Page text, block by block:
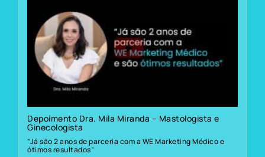
Depoimento Dra. Mila Miranda – Mastologista e
Ginecologista
“Já são 2 anos de parceria com a WE Marketing Médico e
ótimos resultados”